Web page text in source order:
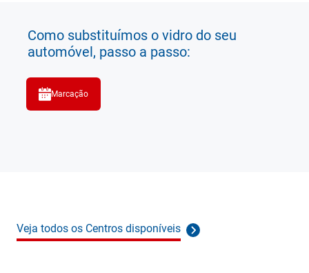
Como substituímos o vidro do seu
automóvel, passo a passo:
Marcação
Veja todos os Centros disponíveis